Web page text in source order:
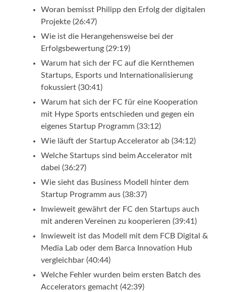
Woran bemisst Philipp den Erfolg der digitalen
Projekte (26:47)
Wie ist die Herangehensweise bei der
Erfolgsbewertung (29:19)
Warum hat sich der FC auf die Kernthemen
Startups, Esports und Internationalisierung
fokussiert (30:41)
Warum hat sich der FC für eine Kooperation
mit Hype Sports entschieden und gegen ein
eigenes Startup Programm (33:12)
Wie läuft der Startup Accelerator ab (34:12)
Welche Startups sind beim Accelerator mit
dabei (36:27)
Wie sieht das Business Modell hinter dem
Startup Programm aus (38:37)
Inwieweit gewährt der FC den Startups auch
mit anderen Vereinen zu kooperieren (39:41)
Inwieweit ist das Modell mit dem FCB Digital &
Media Lab oder dem Barca Innovation Hub
vergleichbar (40:44)
Welche Fehler wurden beim ersten Batch des
Accelerators gemacht (42:39)